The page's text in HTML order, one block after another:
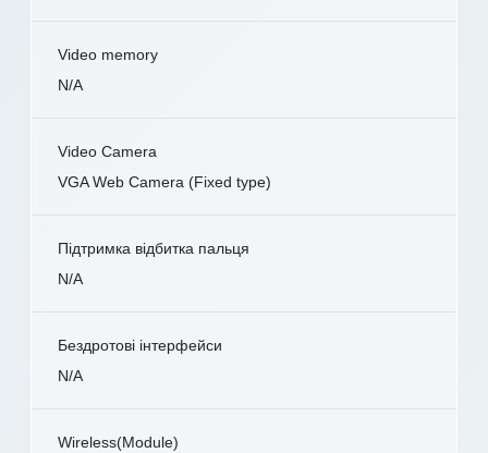
Video memory
N/A
Video Camera
VGA Web Camera (Fixed type)
Підтримка відбитка пальця
N/A
Бездротові інтерфейси
N/A
Wireless(Module)